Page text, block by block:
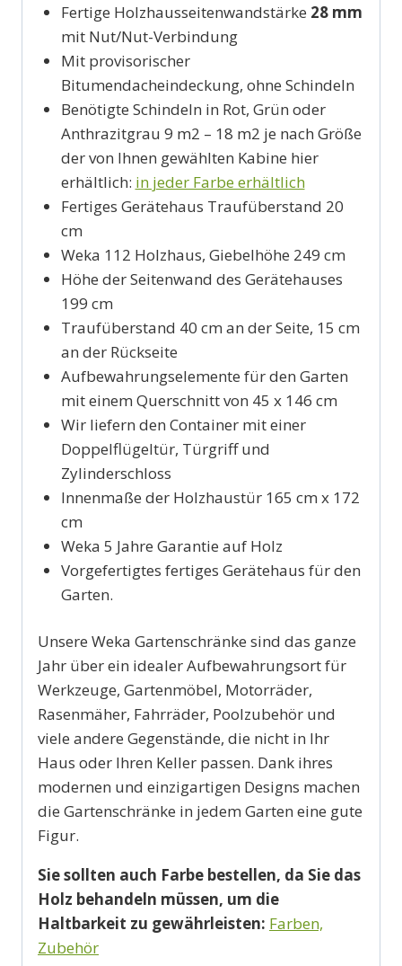
Fertige Holzhausseitenwandstärke 28 mm
mit Nut/Nut-Verbindung
Mit provisorischer
Bitumendacheindeckung, ohne Schindeln
Benötigte Schindeln in Rot, Grün oder
Anthrazitgrau 9 m2 – 18 m2 je nach Größe
der von Ihnen gewählten Kabine hier
erhältlich: in jeder Farbe erhältlich
Fertiges Gerätehaus Traufüberstand 20
cm
Weka 112 Holzhaus, Giebelhöhe 249 cm
Höhe der Seitenwand des Gerätehauses
199 cm
Traufüberstand 40 cm an der Seite, 15 cm
an der Rückseite
Aufbewahrungselemente für den Garten
mit einem Querschnitt von 45 x 146 cm
Wir liefern den Container mit einer
Doppelflügeltür, Türgriff und
Zylinderschloss
Innenmaße der Holzhaustür 165 cm x 172
cm
Weka 5 Jahre Garantie auf Holz
Vorgefertigtes fertiges Gerätehaus für den
Garten.
Unsere Weka Gartenschränke sind das ganze
Jahr über ein idealer Aufbewahrungsort für
Werkzeuge, Gartenmöbel, Motorräder,
Rasenmäher, Fahrräder, Poolzubehör und
viele andere Gegenstände, die nicht in Ihr
Haus oder Ihren Keller passen. Dank ihres
modernen und einzigartigen Designs machen
die Gartenschränke in jedem Garten eine gute
Figur.
Sie sollten auch Farbe bestellen, da Sie das
Holz behandeln müssen, um die
Haltbarkeit zu gewährleisten: Farben,
Zubehör